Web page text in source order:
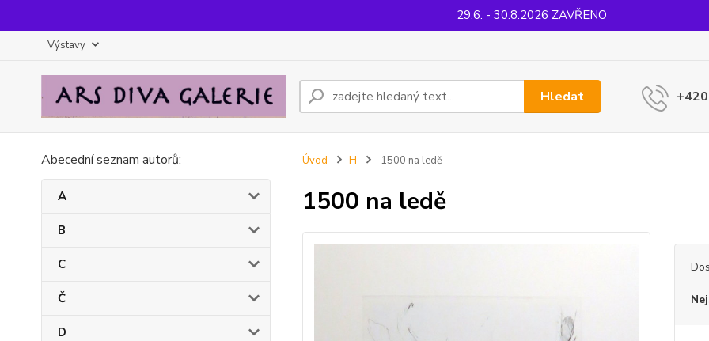
29.6. - 30.8.2026 ZAVŘENO
Výstavy
Hledat
Abecední seznam autorů:
A
B
C
Č
D
Úvod H 1500 na ledě
1500 na ledě